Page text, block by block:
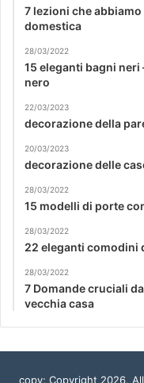
7 lezioni che
domestica
28/03/2022
15 eleganti bagni neri
nero
22/03/2023
decorazione della
20/03/2023
decorazione delle
28/03/2022
15 modelli di porte
28/03/2022
22 eleganti comodini
28/03/2022
7 Domande cruciali
vecchia casa
copy; Copyright 2026,